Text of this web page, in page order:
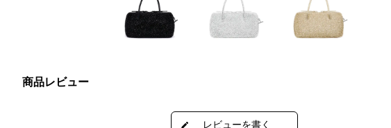
商品レビュー